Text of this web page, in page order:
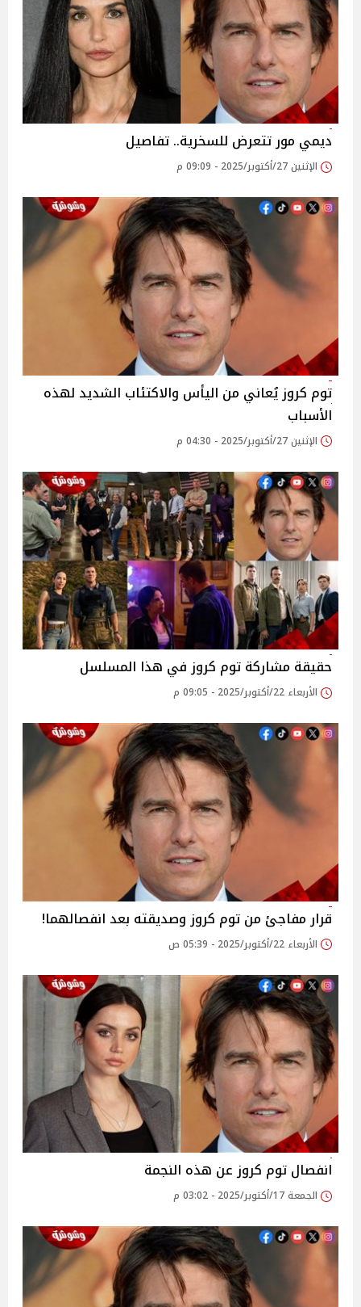
ديمي مور تتعرض للسخرية.. تفاصيل
الإثنين 27/أكتوبر/2025 - 09:09 م
توم كروز يُعاني من اليأس والاكتئاب الشديد لهذه
الأسباب
الإثنين 27/أكتوبر/2025 - 04:30 م
حقيقة مشاركة توم كروز في هذا المسلسل
الأربعاء 22/أكتوبر/2025 - 09:05 م
قرار مفاجئ من توم كروز وصديقته بعد انفصالهما!
الأربعاء 22/أكتوبر/2025 - 05:39 ص
انفصال توم كروز عن هذه النجمة
الجمعة 17/أكتوبر/2025 - 03:02 م